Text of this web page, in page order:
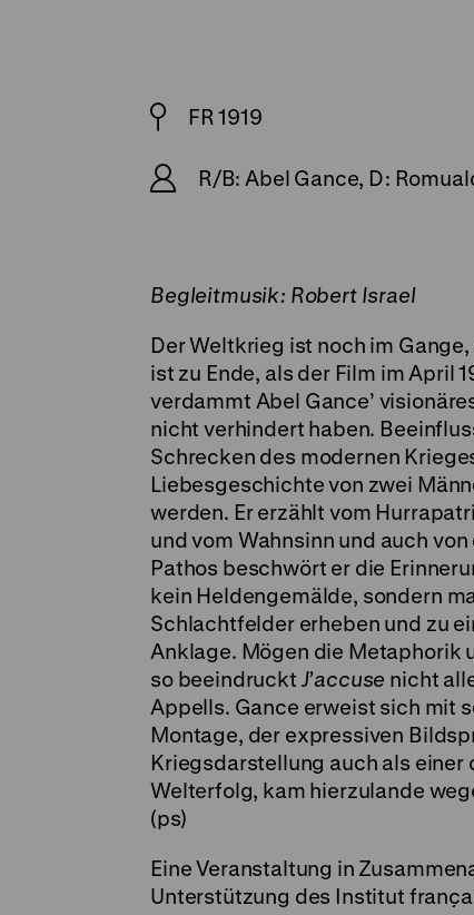
FR 1919
R/B: Abel Gance, D:
Begleitmusik: Robert Israel
Der Weltkrieg ist noch im
ist zu Ende, als der Film im April
verdammt Abel Gance’
nicht verhindert haben.
Schrecken des modernen
Liebesgeschichte von zwei
werden. Er erzählt vom
und vom Wahnsinn und auch
Pathos beschwört er die
kein Heldengemälde, sondern
Schlachtfelder erheben und zu
Anklage. Mögen die Metaphorik
so beeindruckt J’accuse nicht
Appells. Gance erweist sich mit
Montage, der expressiven
Kriegsdarstellung auch als einer
Welterfolg, kam hierzulande
(ps)
Eine Veranstaltung in
Unterstützung des Institut